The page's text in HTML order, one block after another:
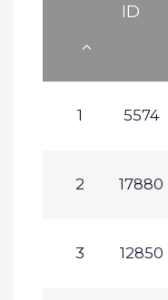
ID
1 5574
2 17880
3 12850